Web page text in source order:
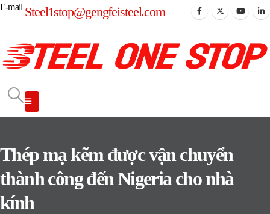
E-mail Steel1stop@gengfeisteel.com
Thép mạ kẽm được vận chuyển
thành công đến Nigeria cho nhà
kính